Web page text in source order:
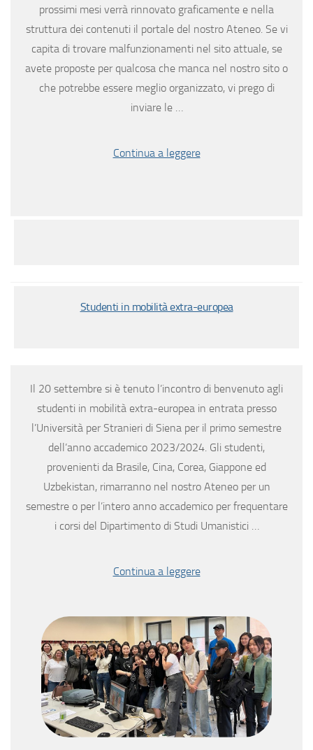
prossimi mesi verrà rinnovato graficamente e nella
struttura dei contenuti il portale del nostro Ateneo. Se vi
capita di trovare malfunzionamenti nel sito attuale, se
avete proposte per qualcosa che manca nel nostro sito o
che potrebbe essere meglio organizzato, vi prego di
inviare le …
Continua a leggere
Studenti in mobilità extra-europea
Il 20 settembre si è tenuto l’incontro di benvenuto agli
studenti in mobilità extra-europea in entrata presso
l’Università per Stranieri di Siena per il primo semestre
dell’anno accademico 2023/2024. Gli studenti,
provenienti da Brasile, Cina, Corea, Giappone ed
Uzbekistan, rimarranno nel nostro Ateneo per un
semestre o per l’intero anno accademico per frequentare
i corsi del Dipartimento di Studi Umanistici …
Continua a leggere